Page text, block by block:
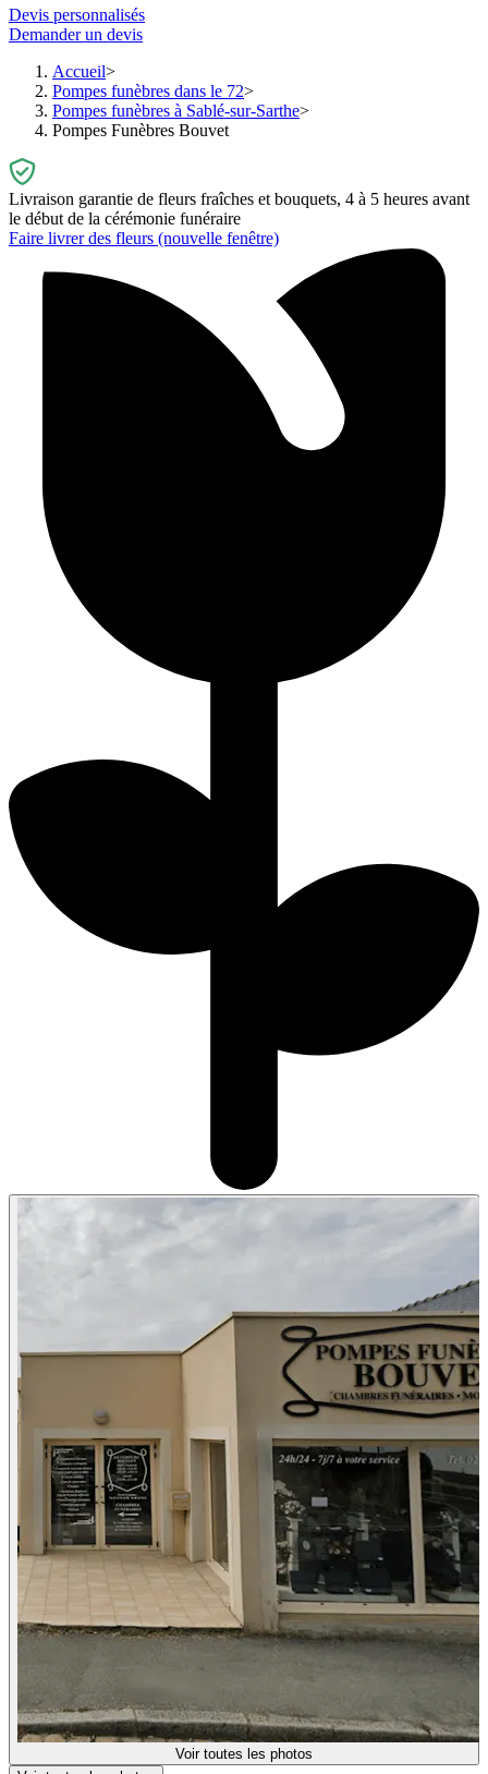
Devis personnalisés
Demander un devis
Accueil
Pompes funèbres dans le 72
Pompes funèbres à Sablé-sur-Sarthe
Pompes Funèbres Bouvet
Livraison garantie de fleurs fraîches et bouquets, 4 à 5 heures avant
le début de la cérémonie funéraire
Faire livrer des fleurs (nouvelle fenêtre)
Voir toutes les photos